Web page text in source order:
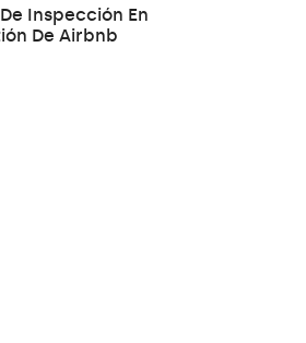
Inspección En
De Airbnb